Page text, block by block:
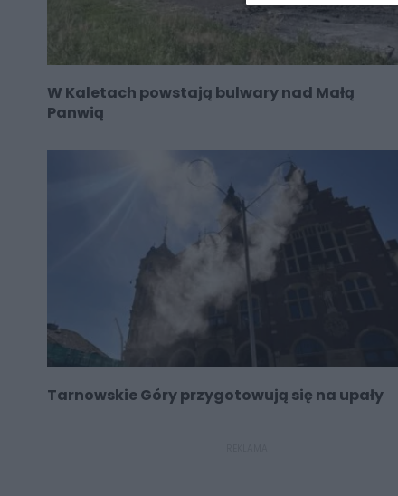
W Kaletach powstają bulwary nad Małą
Panwią
Tarnowskie Góry przygotowują się na upały